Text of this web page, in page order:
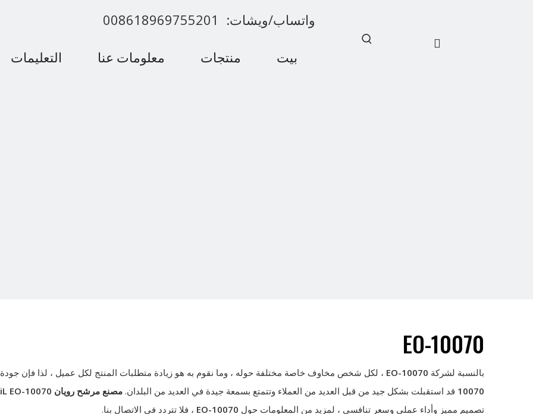
واتساب/ويشات: 008618969755201
بيت منتجات معلومات عنا
التعليمات
EO-10070
بالنسبة لشركة EO-10070 ، لكل شخص مخاوف خاصة مختلفة حوله ، وما نقوم به هو زيادة متطلبات المنتج لكل عميل ، لذا فإن جودة
10070 قد استقبلت بشكل جيد من قبل العديد من العملاء وتتمتع بسمعة جيدة في العديد من البلدان. مصنع مرشح رويان ONFiL EO-10070
تصميم مميز وأداء عملي وسعر تنافسي ، لمزيد من المعلومات حول EO-10070 ، فلا تتردد في الاتصال بنا.